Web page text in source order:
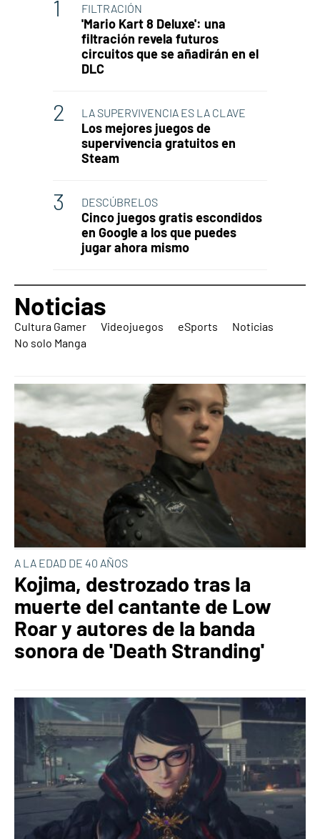
FILTRACIÓN
'Mario Kart 8 Deluxe': una
filtración revela futuros
circuitos que se añadirán en el
DLC
LA SUPERVIVENCIA ES LA CLAVE
Los mejores juegos de
supervivencia gratuitos en
Steam
DESCÚBRELOS
Cinco juegos gratis escondidos
en Google a los que puedes
jugar ahora mismo
Noticias
Cultura Gamer Videojuegos eSports
Noticias
No solo Manga
A LA EDAD DE 40 AÑOS
Kojima, destrozado tras la
muerte del cantante de Low
Roar y autores de la banda
sonora de 'Death Stranding'